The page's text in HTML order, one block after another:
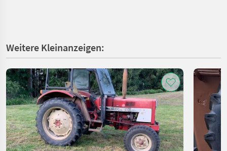
Weitere Kleinanzeigen: